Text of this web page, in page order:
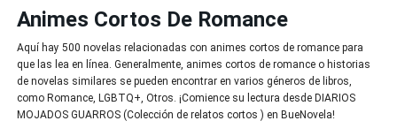
Animes Cortos De Romance
Aquí hay 500 novelas relacionadas con animes cortos de romance para
que las lea en línea. Generalmente, animes cortos de romance o historias
de novelas similares se pueden encontrar en varios géneros de libros,
como Romance, LGBTQ+, Otros. ¡Comience su lectura desde DIARIOS
MOJADOS GUARROS (Colección de relatos cortos ) en BueNovela!